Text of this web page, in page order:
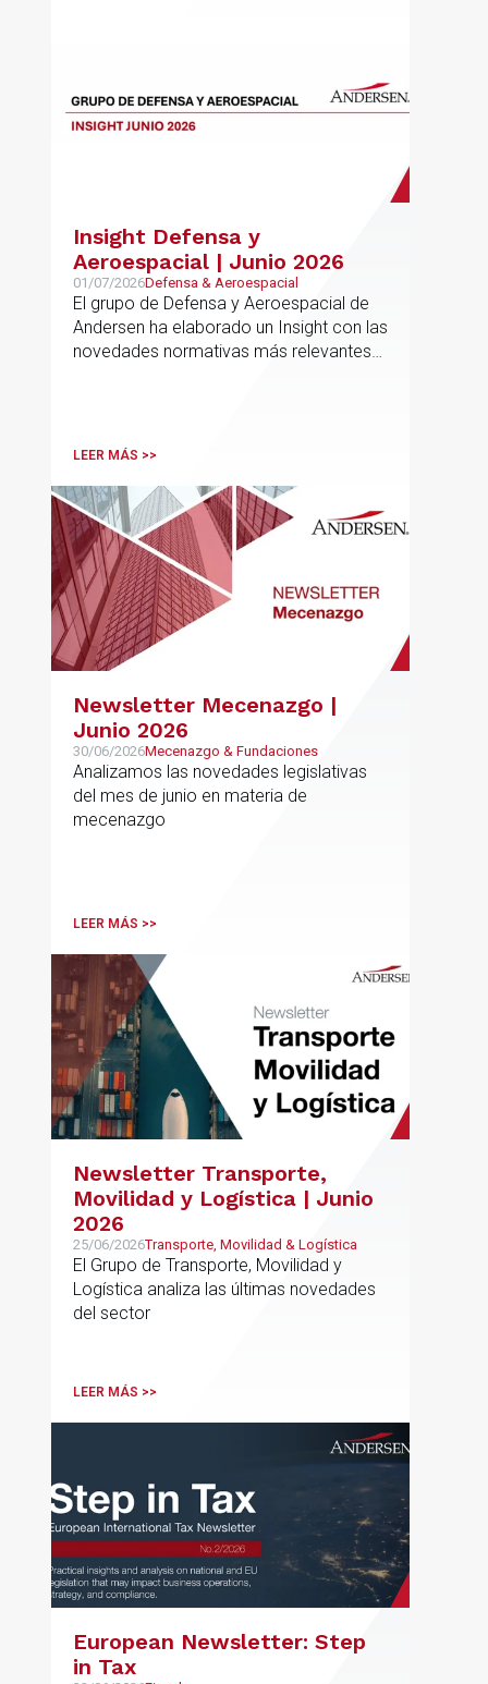
Insight Defensa y
Aeroespacial | Junio 2026
01/07/2026Defensa & Aeroespacial
El grupo de Defensa y Aeroespacial de
Andersen ha elaborado un Insight con las
novedades normativas más relevantes
LEER MÁS >>
Newsletter Mecenazgo |
Junio 2026
30/06/2026Mecenazgo & Fundaciones
Analizamos las novedades legislativas
del mes de junio en materia de
mecenazgo
LEER MÁS >>
Newsletter Transporte,
Movilidad y Logística | Junio
2026
25/06/2026Transporte, Movilidad & Logística
El Grupo de Transporte, Movilidad y
Logística analiza las últimas novedades
del sector
LEER MÁS >>
European Newsletter: Step
in Tax